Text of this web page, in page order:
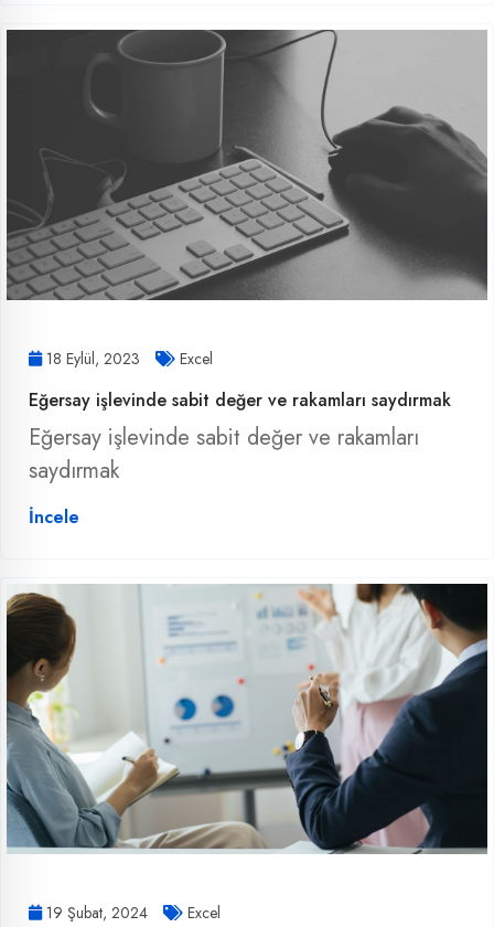
18 Eylül, 2023 Excel
Eğersay işlevinde sabit değer ve rakamları saydırmak
Eğersay işlevinde sabit değer ve rakamları
saydırmak
İncele
19 Şubat, 2024 Excel